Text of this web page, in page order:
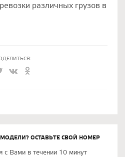
различных грузов в
ОСТАВЬТЕ СВОЙ НОМЕР
с Вами в течении 10 минут